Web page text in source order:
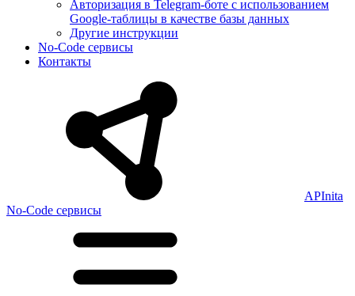
Авторизация в Telegram-боте с использованием
Google-таблицы в качестве базы данных
Другие инструкции
No-Code сервисы
Контакты
APInita
No-Code сервисы